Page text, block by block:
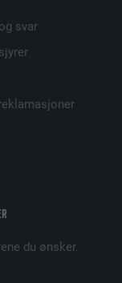
du ønsker.
svar
alle
nettleseren